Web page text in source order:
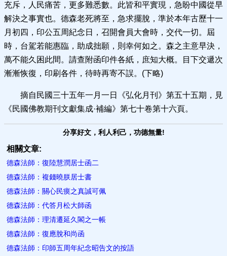
充斥，人民痛苦，更多難悉數。此皆和平實現，急盼中國從早
解決之事實也。德森老死將至，急求擺脫，準於本年古歷十一
月初四，印公五周紀念日，召開會員大會時，交代一切。屆
時，台駕若能惠臨，助成拙願，則幸何如之。森之主意早決，
萬不能久困此間。請查附函印件各紙，庶知大概。目下交遞次
漸漸恢復，印刷各件，待時再寄不誤。(下略)
摘自民國三十五年一月一日《弘化月刊》第五十五期，見
《民國佛教期刊文獻集成·補編》第七十卷第十六頁。
分享好文，利人利己，功德無量!
相關文章:
德森法師：復陸慧潤居士函二
德森法師：複錢曉朕居士書
德森法師：關心民瘼之真誠可佩
德森法師：代答月松大師函
德森法師：理清遷延久閣之一帳
德森法師：復應脫和尚函
德森法師：印師五周年紀念昭告文的按語